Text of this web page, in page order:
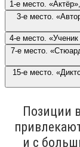
1-е место.
3-е место.
4-е место.
7-е место.
15-е место.
Позиции
и с